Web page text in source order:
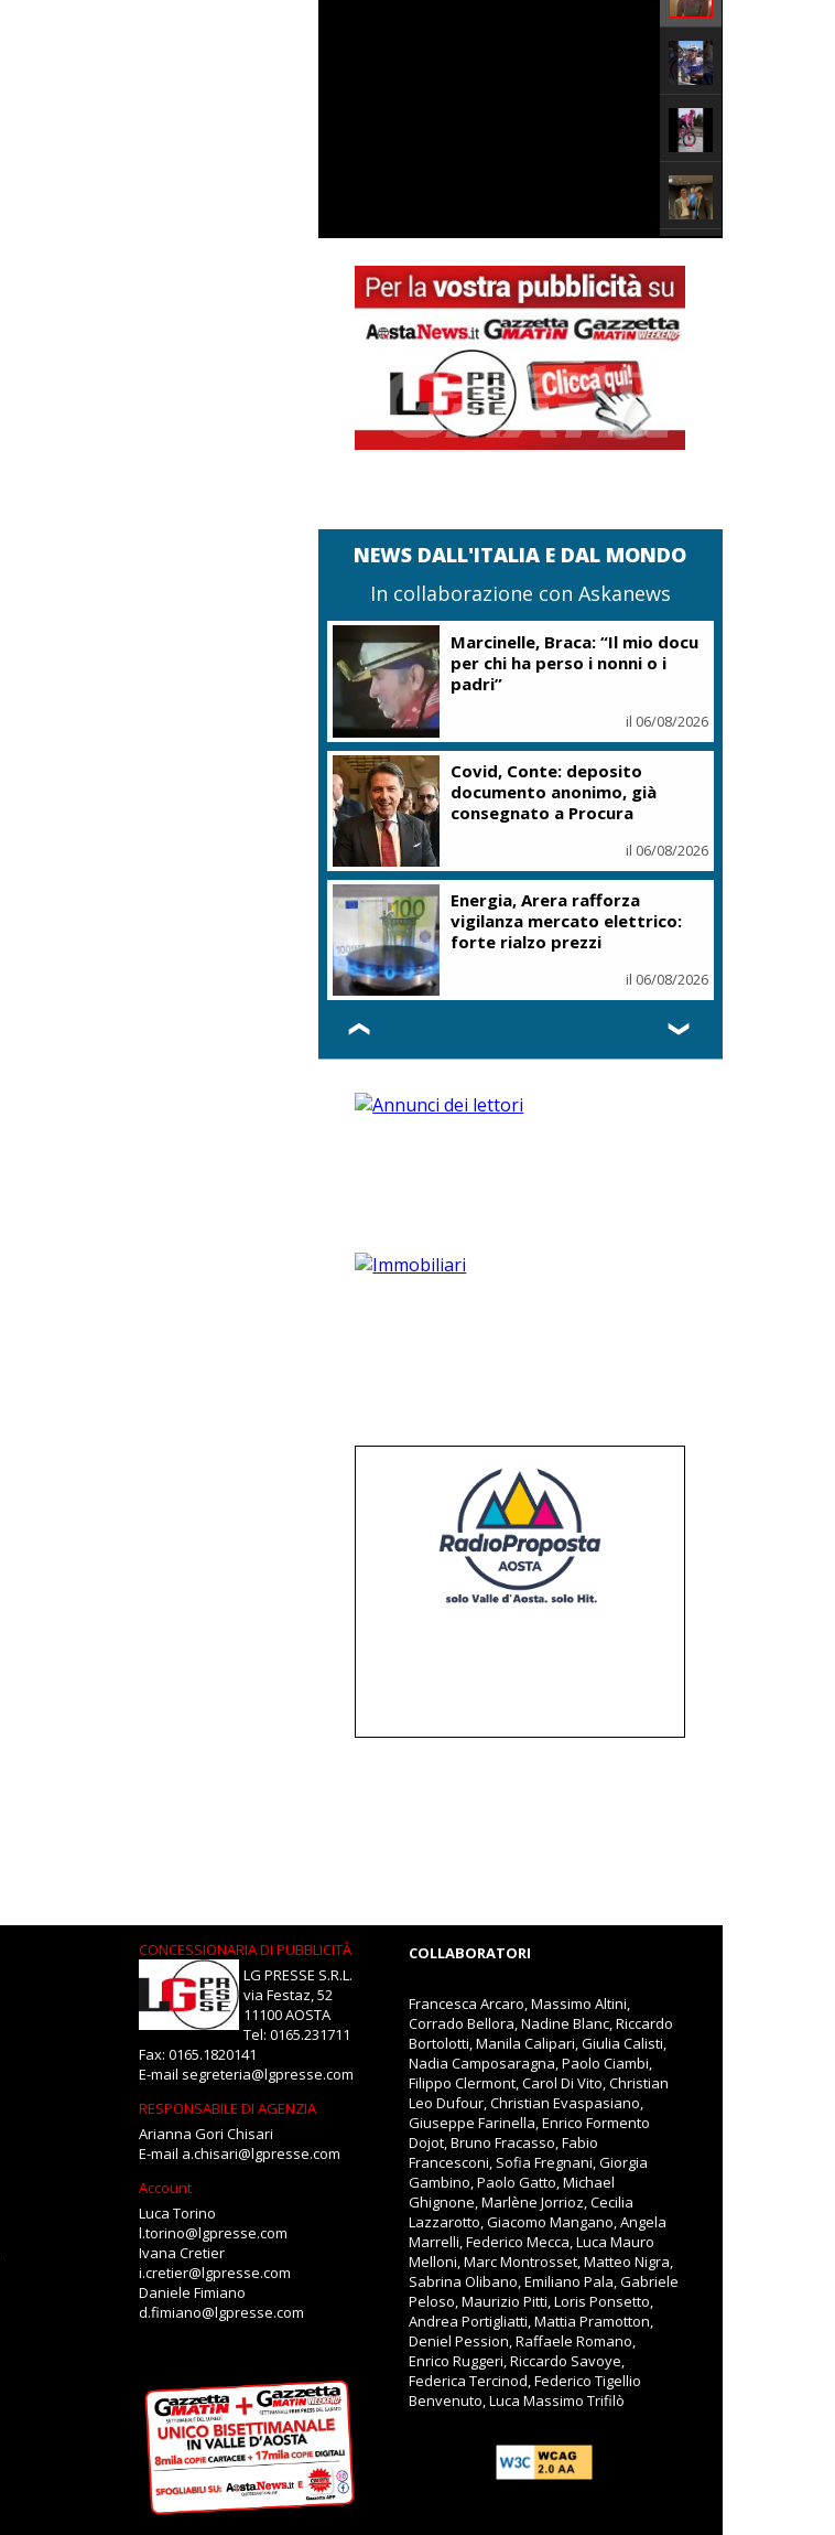
NEWS DALL'ITALIA E DAL MONDO
In collaborazione con Askanews
Marcinelle, Braca: “Il mio docu
per chi ha perso i nonni o i
padri”
il 06/08/2026
Covid, Conte: deposito
documento anonimo, già
consegnato a Procura
il 06/08/2026
Energia, Arera rafforza
vigilanza mercato elettrico:
forte rialzo prezzi
il 06/08/2026
❮ ❯
CONCESSIONARIA DI PUBBLICITÀ
LG PRESSE S.R.L.
via Festaz, 52
11100 AOSTA
Tel: 0165.231711
Fax: 0165.1820141
E-mail segreteria@lgpresse.com
RESPONSABILE DI AGENZIA
Arianna Gori Chisari
E-mail a.chisari@lgpresse.com
Account
Luca Torino
l.torino@lgpresse.com
Ivana Cretier
i.cretier@lgpresse.com
Daniele Fimiano
d.fimiano@lgpresse.com
COLLABORATORI
Francesca Arcaro, Massimo Altini,
Corrado Bellora, Nadine Blanc, Riccardo
Bortolotti, Manila Calipari, Giulia Calisti,
Nadia Camposaragna, Paolo Ciambi,
Filippo Clermont, Carol Di Vito, Christian
Leo Dufour, Christian Evaspasiano,
Giuseppe Farinella, Enrico Formento
Dojot, Bruno Fracasso, Fabio
Francesconi, Sofia Fregnani, Giorgia
Gambino, Paolo Gatto, Michael
Ghignone, Marlène Jorrioz, Cecilia
Lazzarotto, Giacomo Mangano, Angela
Marrelli, Federico Mecca, Luca Mauro
Melloni, Marc Montrosset, Matteo Nigra,
Sabrina Olibano, Emiliano Pala, Gabriele
Peloso, Maurizio Pitti, Loris Ponsetto,
Andrea Portigliatti, Mattia Pramotton,
Deniel Pession, Raffaele Romano,
Enrico Ruggeri, Riccardo Savoye,
Federica Tercinod, Federico Tigellio
Benvenuto, Luca Massimo Trifilò